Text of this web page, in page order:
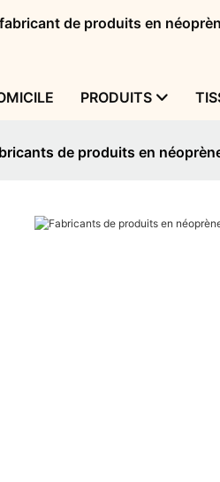
de produits en
PRODUITS
de produits en